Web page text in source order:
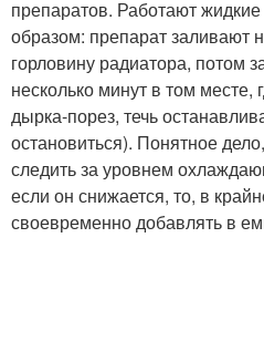
препаратов. Работают
образом: препарат заливают
горловину радиатора, потом
несколько минут в том
дырка-порез, течь
остановиться). Понятное
следить за уровнем
если он снижается, то, в
своевременно добавлять в